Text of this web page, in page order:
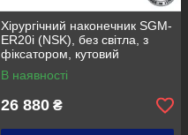
Хірургічний наконечник SGM-
ER20i (NSK), без світла, з
фіксатором, кутовий
понижуючий
В наявності
26 880 ₴